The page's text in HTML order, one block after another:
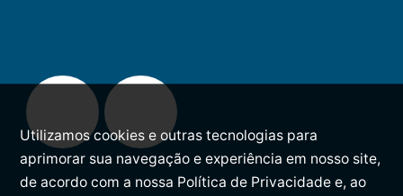
Utilizamos cookies e outras tecnologias para
aprimorar sua navegação e experiência em nosso site,
de acordo com a nossa Política de Privacidade e, ao